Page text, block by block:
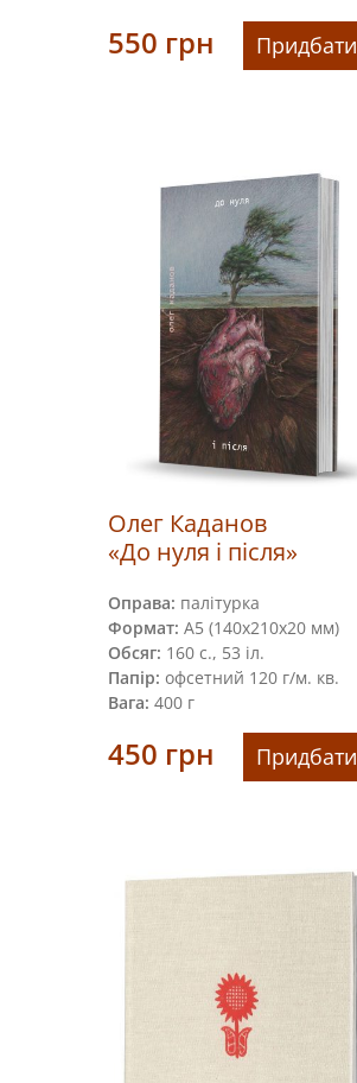
550 грн Придбати
Олег Каданов
«До нуля і після»
Оправа: палітурка
Формат: А5 (140х210х20 мм)
Обсяг: 160 с., 53 іл.
Папір: офсетний 120 г/м. кв.
Вага: 400 г
450 грн Придбати